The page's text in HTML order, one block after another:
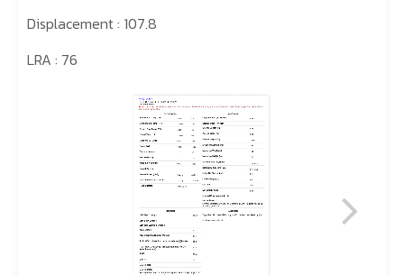
Displacement : 107.8
LRA : 76